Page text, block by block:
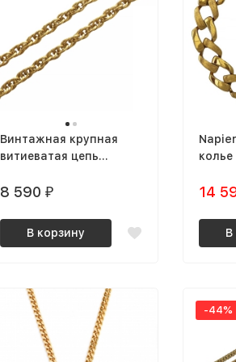
Винтажная крупная
витиеватая цепь
позолоченная
8 590 ₽
В корзину
14
В
-44%